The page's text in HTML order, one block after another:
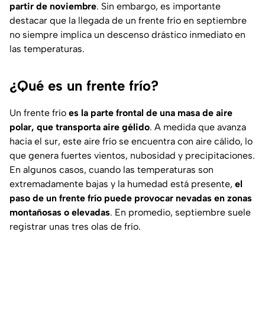
partir de noviembre. Sin embargo, es importante
destacar que la llegada de un frente frío en septiembre
no siempre implica un descenso drástico inmediato en
las temperaturas.
¿Qué es un frente frío?
Un frente frío es la parte frontal de una masa de aire
polar, que transporta aire gélido. A medida que avanza
hacia el sur, este aire frío se encuentra con aire cálido, lo
que genera fuertes vientos, nubosidad y precipitaciones.
En algunos casos, cuando las temperaturas son
extremadamente bajas y la humedad está presente, el
paso de un frente frío puede provocar nevadas en zonas
montañosas o elevadas. En promedio, septiembre suele
registrar unas tres olas de frío.